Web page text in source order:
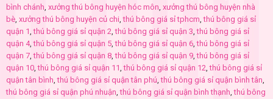
bình chánh, xưởng thú bông huyện hóc môn, xưởng thú bông huyện nhà
bè, xưởng thú bông huyện củ chi,thú bông giá sỉ tphcm,thú bông giá sỉ
quận 1,thú bông giá sỉ quận 2,thú bông giá sỉ quận 3,thú bông giá sỉ
quận 4,thú bông giá sỉ quận 5,thú bông giá sỉ quận 6,thú bông giá sỉ
quận 7,thú bông giá sỉ quận 8,thú bông giá sỉ quận 9,thú bông giá sỉ
quận 10,thú bông giá sỉ quận 11,thú bông giá sỉ quận 12,thú bông giá sỉ
quận tân bình,thú bông giá sỉ quận tân phú,thú bông giá sỉ quận bình tân,
thú bông giá sỉ quận phú nhuận,thú bông giá sỉ quận bình thạnh,thú bông